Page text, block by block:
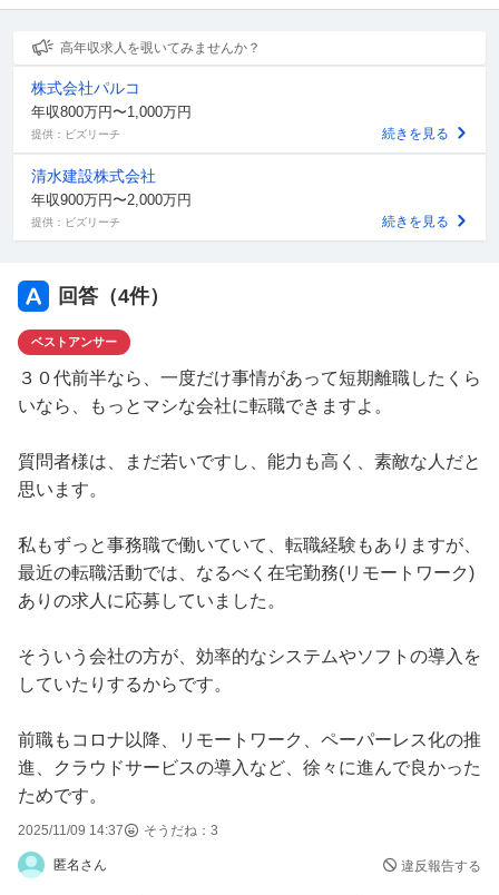
多いなどでした。
弁明や改善案を出しましたが、明らかに私が悪いと見なさ
れ、社内全員に「仕事ができない」とレッテルを貼られて
いるような状況です。
課員が誰も受けようとしない有志の業務効率化説明会に参
加表明したり(許可は貰った)、Excelで個人的にマクロを
組んで効率化を試みたことも、先輩の気に触った可能性が
あります。
毎日辛く、心療内科で診断書をもらって退職し、休養して
ただ、30代前半で退職後に転職活動をする場合、不利に
なるでしょうか。
希望は残業の少ない事務職です。
皆さんの意見をお聞かせください。
高年収求人を覗いてみませんか？
株式会社パルコ
年収800万円〜1,000万円
提供：ビズリーチ 続きを見る
清水建設株式会社
年収900万円〜2,000万円
提供：ビズリーチ 続きを見る
回答（4件）
ベストアンサー
３０代前半なら、一度だけ事情があって短期離職したくら
いなら、もっとマシな会社に転職できますよ。
質問者様は、まだ若いですし、能力も高く、素敵な人だと
思います。
私もずっと事務職で働いていて、転職経験もありますが、
最近の転職活動では、なるべく在宅勤務(リモートワーク)
ありの求人に応募していました。
そういう会社の方が、効率的なシステムやソフトの導入を
していたりするからです。
前職もコロナ以降、リモートワーク、ペーパーレス化の推
進、クラウドサービスの導入など、徐々に進んで良かった
ためです。
2025/11/09 14:37 そうだね： 3
匿名さん 違反報告する